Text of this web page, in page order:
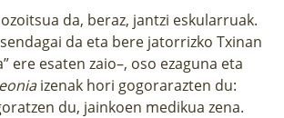
da, beraz, jantzi eskularruak.
da eta bere jatorrizko Txinan
ere esaten zaio–, oso ezaguna eta
izenak hori gogorarazten du:
du, jainkoen medikua zena.